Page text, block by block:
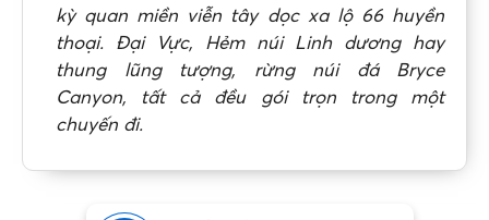
kỳ quan miền viễn tây dọc xa lộ 66 huyền
thoại. Đại Vực, Hẻm núi Linh dương hay
thung lũng tượng, rừng núi đá Bryce
Canyon, tất cả đều gói trọn trong một
chuyến đi.